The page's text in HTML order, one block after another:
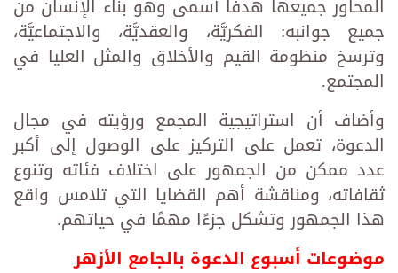
المحاور جميعها هدفًا أسمى وهو بناء الإنسان من
جميع جوانبه: الفكريَّة، والعقديَّة، والاجتماعيَّة،
وترسخ منظومة القيم والأخلاق والمثل العليا في
المجتمع.
وأضاف أن استراتيجية المجمع ورؤيته في مجال
الدعوة، تعمل على التركيز على الوصول إلى أكبر
عدد ممكن من الجمهور على اختلاف فئاته وتنوع
ثقافاته، ومناقشة أهم القضايا التي تلامس واقع
هذا الجمهور وتشكل جزءًا مهمًا في حياتهم.
موضوعات أسبوع الدعوة بالجامع الأزهر